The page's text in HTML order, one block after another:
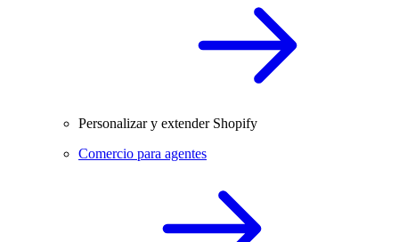
Personalizar y extender Shopify
Comercio para agentes